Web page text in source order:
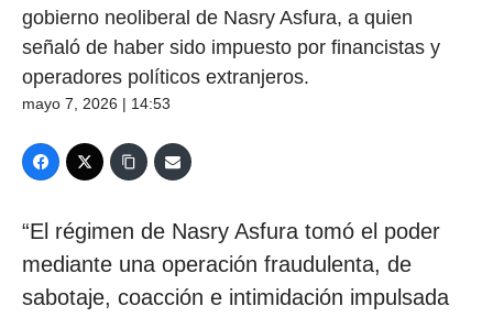
gobierno neoliberal de Nasry Asfura, a quien
señaló de haber sido impuesto por financistas y
operadores políticos extranjeros.
mayo 7, 2026 | 14:53
“El régimen de Nasry Asfura tomó el poder
mediante una operación fraudulenta, de
sabotaje, coacción e intimidación impulsada